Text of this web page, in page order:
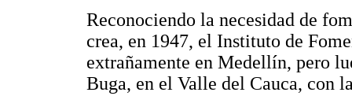
Reconociendo la necesidad de
crea, en 1947, el Instituto de
extrañamente en Medellín, pero
Buga, en el Valle del Cauca, con